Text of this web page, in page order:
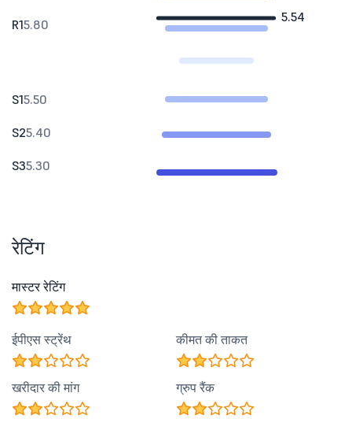
5.54
R15.80
S15.50
S25.40
S35.30
रेटिंग
मास्टर रेटिंग
ईपीएस स्ट्रेंथ कीमत की ताकत
खरीदार की मांग ग्रुप रैंक